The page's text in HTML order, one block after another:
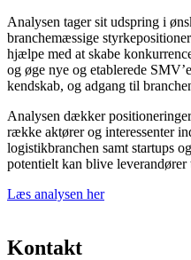
Analysen tager sit udspring i
branchemæssige
hjælpe med at skabe
og øge nye og etablerede
kendskab, og adgang til
Analysen dækker
række aktører og interessenter
logistikbranchen samt startups
potentielt kan blive leverandører
Læs analysen her
Kontakt